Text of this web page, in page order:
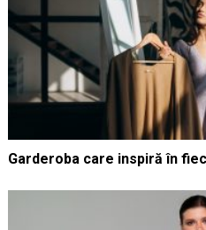
Garderoba care inspiră în